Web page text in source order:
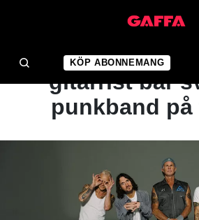
KÖP ABONNEMANG
NYHET
Red Hot Chili
gitarrist bär
punkband på